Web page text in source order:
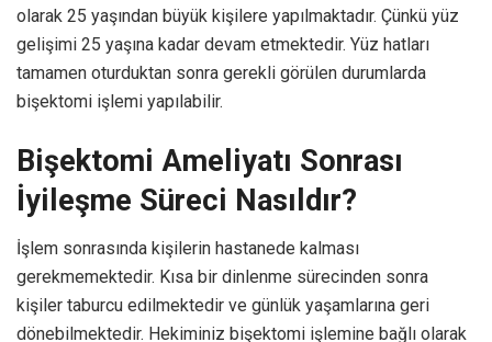
olarak 25 yaşından büyük kişilere yapılmaktadır. Çünkü yüz
gelişimi 25 yaşına kadar devam etmektedir. Yüz hatları
tamamen oturduktan sonra gerekli görülen durumlarda
bişektomi işlemi yapılabilir.
Bişektomi Ameliyatı Sonrası
İyileşme Süreci Nasıldır?
İşlem sonrasında kişilerin hastanede kalması
gerekmemektedir. Kısa bir dinlenme sürecinden sonra
kişiler taburcu edilmektedir ve günlük yaşamlarına geri
dönebilmektedir. Hekiminiz bişektomi işlemine bağlı olarak